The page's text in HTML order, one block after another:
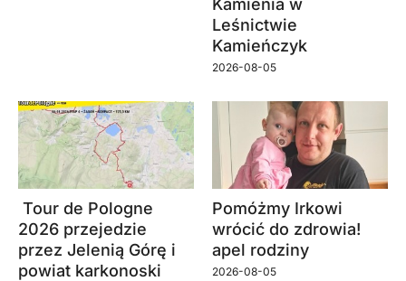
Leśnictwie
Kamieńczyk
2026-08-05
Tour de Pologne
2026 przejedzie
przez Jelenią Górę i
powiat karkonoski
Pomóżmy Irkowi
wrócić do zdrowia!
apel rodziny
2026-08-05